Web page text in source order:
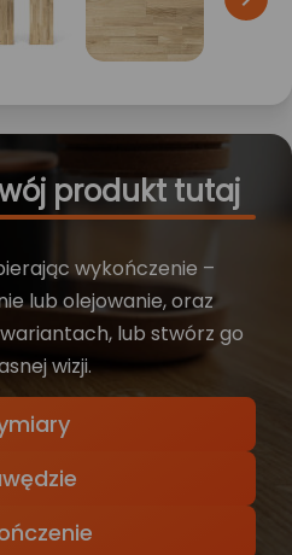
produkt tutaj
wykończenie –
lub olejowanie, oraz
lub stwórz go
wizji.